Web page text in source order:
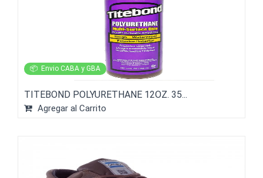
📦 Envio CABA y GBA
TITEBOND POLYURETHANE 12OZ. 35...
Agregar al Carrito